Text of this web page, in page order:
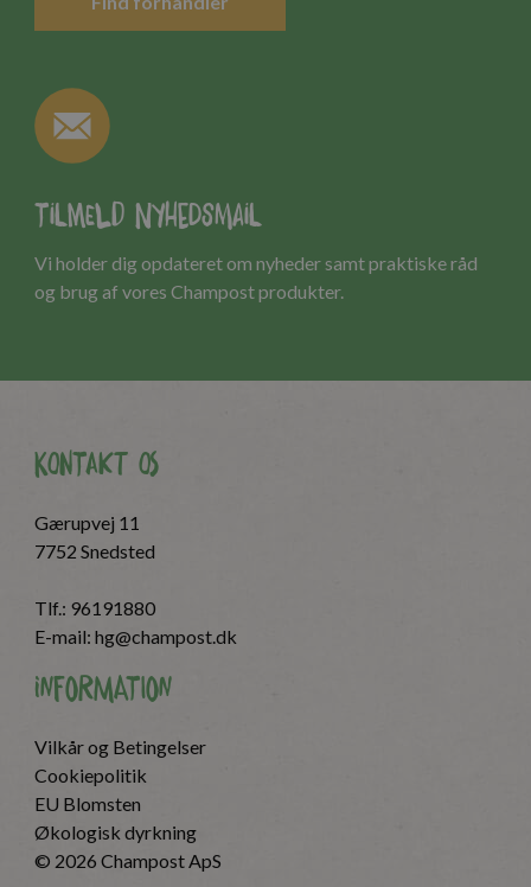
Tilmeld nyhedsmail
Vi holder dig opdateret om nyheder samt praktiske råd
og brug af vores Champost produkter.
Kontakt os
Gærupvej 11
7752 Snedsted
Tlf.: 96191880
E-mail: hg@champost.dk
Information
Vilkår og Betingelser
Cookiepolitik
EU Blomsten
Økologisk dyrkning
© 2026 Champost ApS